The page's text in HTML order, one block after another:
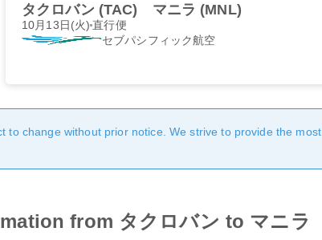
タクロバン (TAC) マニラ (MNL)
10月13日(火)直行便
セブパシフィック航空
to change without prior notice. We strive to provide the most
from タクロバン to マニラ